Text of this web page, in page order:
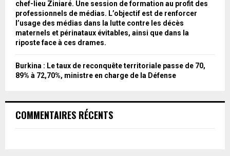
chef-lieu Ziniaré. Une session de formation au profit des
professionnels de médias. L’objectif est de renforcer
l’usage des médias dans la lutte contre les décès
maternels et périnataux évitables, ainsi que dans la
riposte face à ces drames.
Burkina : Le taux de reconquête territoriale passe de 70,
89% à 72,70%, ministre en charge de la Défense
COMMENTAIRES RÉCENTS